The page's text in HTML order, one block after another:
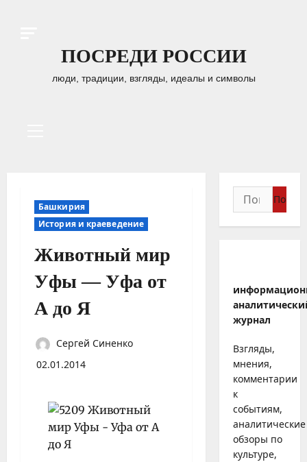
ПОСРЕДИ РОССИИ
люди, традиции, взгляды, идеалы и символы
Башкирия
История и краеведение
Животный мир
Уфы — Уфа от
А до Я
Сергей Синенко
02.01.2014
Найти:
журнал
Взгляды,
мнения,
комментарии
к
событиям,
аналитические
обзоры по
культуре,